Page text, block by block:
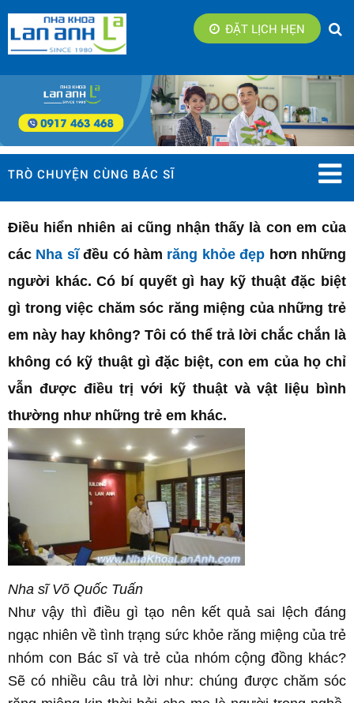
ĐẶT LỊCH HẸN
TRÒ CHUYỆN CÙNG BÁC SĨ
Điều hiển nhiên ai cũng nhận thấy là con em của
các Nha sĩđều có hàm răng khỏe đẹp hơn những
người khác. Có bí quyết gì hay kỹ thuật đặc biệt
gì trong việc chăm sóc răng miệng của những trẻ
em này hay không? Tôi có thể trả lời chắc chắn là
không có kỹ thuật gì đặc biệt, con em của họ chỉ
vẫn được điều trị với kỹ thuật và vật liệu bình
thường như những trẻ em khác.
Nha sĩ Võ Quốc Tuấn
Như vậy thì điều gì tạo nên kết quả sai lệch đáng
ngạc nhiên về tình trạng sức khỏe răng miệng của trẻ
nhóm con Bác sĩ và trẻ của nhóm cộng đồng khác?
Sẽ có nhiều câu trả lời như: chúng được chăm sóc